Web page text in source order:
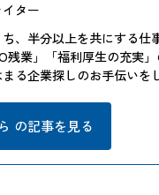
ター
、半分以上を共にする仕
残業」「福利厚生の充実
る企業探しのお手伝いを
の記事を見る